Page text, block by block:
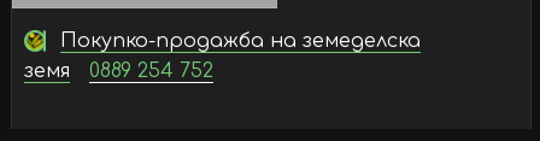
Покупко-продажба на земеделска
земя
0889 254 752